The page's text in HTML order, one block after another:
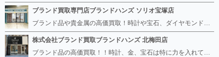
ブランド買取専門店ブランドハンズ ソリオ宝塚店
ブランド品や貴金属の高価買取！時計や宝石、ダイヤモンドなど家に眠っているものがあったら捨てる前にブランドハンズへお越しください。 査定料は無料、お値段が付くものかお調べいたします！ 宅配買取もありますので使っていない古いルイヴィトンのバッグや財布、壊れているオメガの時計、千切れている金のネックレスや指輪、小型家電も取り扱っておりますのでお気軽にご利用下さい☆ その他ブランド食器、銀シルバー製品、美容機器、脱毛器、スマホなど幅広く取り扱っております！
株式会社ブランド買取ブランドハンズ 北梅田店
ブランド品の高価買取！！時計、金、宝石は特に力を入れています！ ルイヴィトン、シャネル、ロレックス、エルメスはもちろん、グッチ、プラダ、セリーヌ、フェンディなどなど、 その他ブランド食器、銀シルバー製品、美容機器、脱毛器、スマホなど幅広く取り扱っているので まずは無料査定にお越しください！ 手数料は全て無料！全国対応の宅配買取も行っておりますのでお気軽にご連絡下さい！